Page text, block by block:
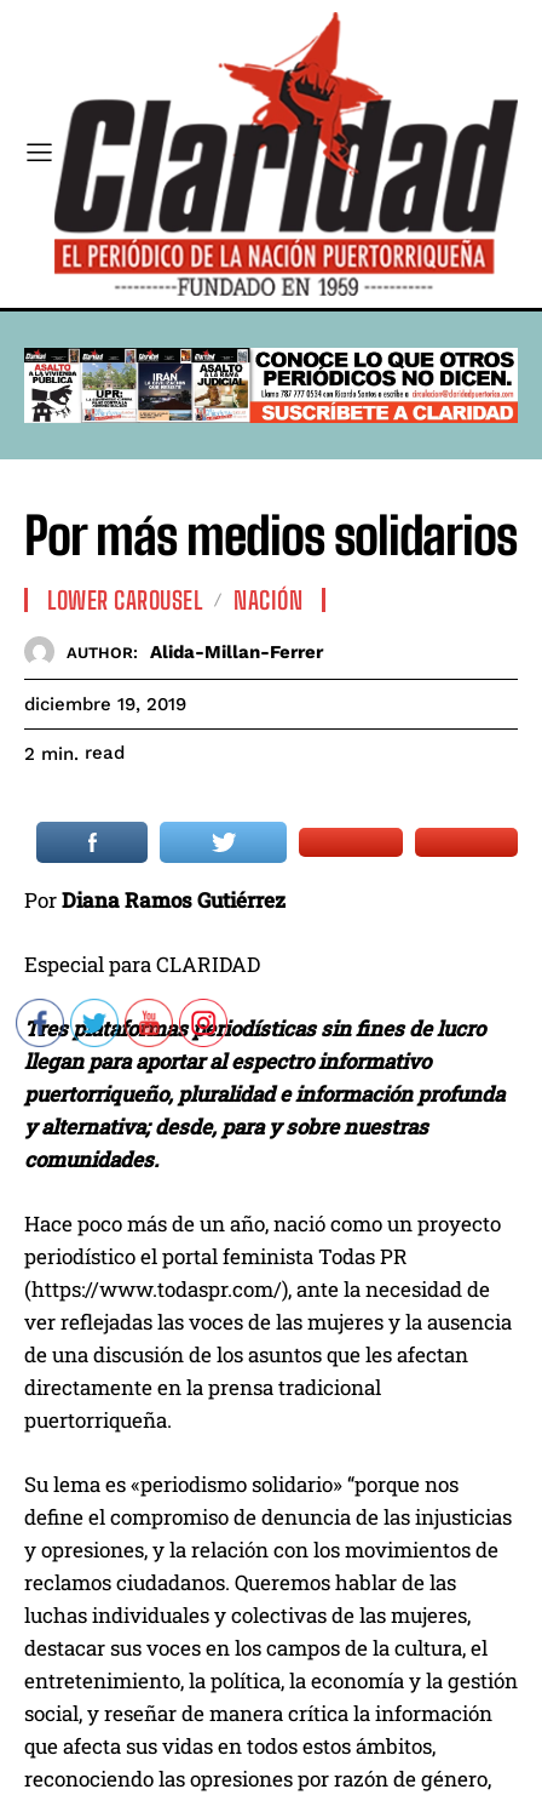
Por más medios solidarios
LOWER CAROUSEL NACIÓN
AUTHOR: Alida-Millan-Ferrer
diciembre 19, 2019
2 min. read
PorDiana Ramos Gutiérrez
Especial para CLARIDAD
Tres plataformas periodísticas sin fines de lucro
llegan para aportar al espectro informativo
puertorriqueño, pluralidad e información profunda
y alternativa; desde, para y sobre nuestras
comunidades.
Hace poco más de un año, nació como un proyecto
periodístico el portal feminista Todas PR
(https://www.todaspr.com/), ante la necesidad de
ver reflejadas las voces de las mujeres y la ausencia
de una discusión de los asuntos que les afectan
directamente en la prensa tradicional
puertorriqueña.
Su lema es «periodismo solidario» “porque nos
define el compromiso de denuncia de las injusticias
y opresiones, y la relación con los movimientos de
reclamos ciudadanos. Queremos hablar de las
luchas individuales y colectivas de las mujeres,
destacar sus voces en los campos de la cultura, el
entretenimiento, la política, la economía y la gestión
social, y reseñar de manera crítica la información
que afecta sus vidas en todos estos ámbitos,
reconociendo las opresiones por razón de género,